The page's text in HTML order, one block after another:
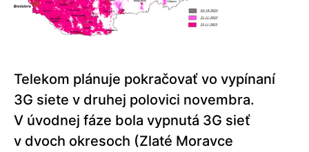
Telekom plánuje pokračovať vo vypínaní
3G siete v druhej polovici novembra.
V úvodnej fáze bola vypnutá 3G sieť
v dvoch okresoch (Zlaté Moravce